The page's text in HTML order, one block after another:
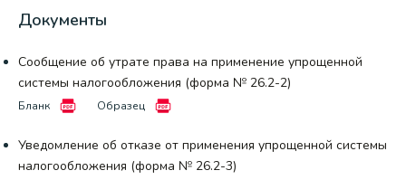
Документы
Сообщение об утрате права на применение упрощенной
системы налогообложения (форма № 26.2-2)
Бланк Образец
Уведомление об отказе от применения упрощенной системы
налогообложения (форма № 26.2-3)